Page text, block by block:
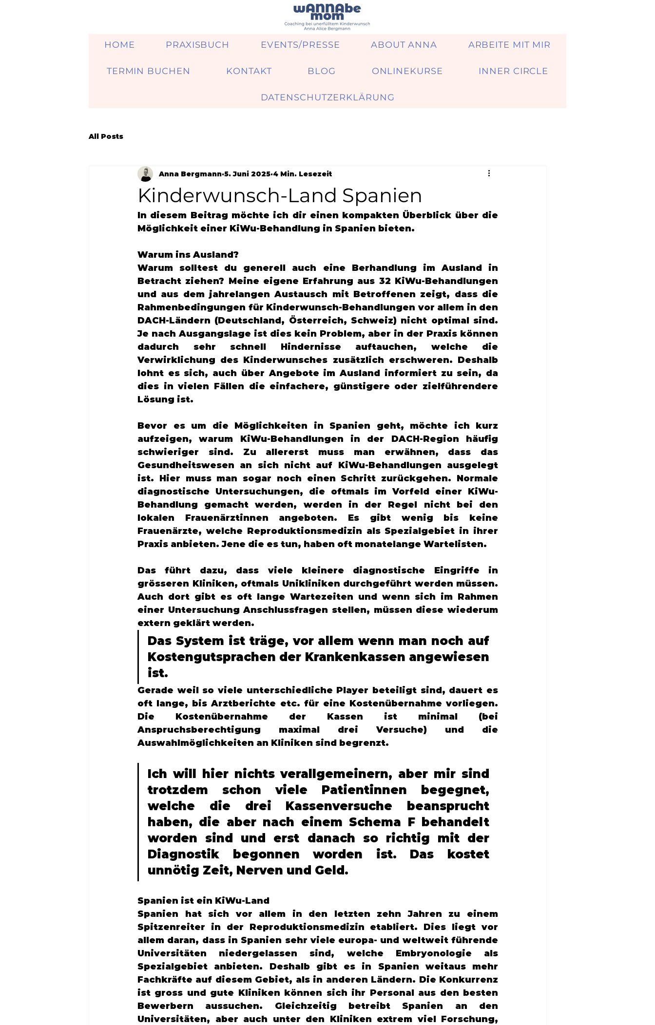
HOME PRAXISBUCH EVENTS/PRESSE ABOUT ANNA ARBEITE MIT MIR
TERMIN BUCHEN KONTAKT BLOG ONLINEKURSE INNER CIRCLE
DATENSCHUTZERKLÄRUNG
All Posts
Kinderwunsch-Land Spanien
Anna Bergmann 5. Juni 2025 4 Min. Lesezeit
In diesem Beitrag möchte ich dir einen kompakten Überblick über die
Möglichkeit einer KiWu-Behandlung in Spanien bieten.
Warum ins Ausland?
Warum solltest du generell auch eine Berhandlung im Ausland in
Betracht ziehen? Meine eigene Erfahrung aus 32 KiWu-Behandlungen
und aus dem jahrelangen Austausch mit Betroffenen zeigt, dass die
Rahmenbedingungen für Kinderwunsch-Behandlungen vor allem in den
DACH-Ländern (Deutschland, Österreich, Schweiz) nicht optimal sind.
Je nach Ausgangslage ist dies kein Problem, aber in der Praxis können
dadurch sehr schnell Hindernisse auftauchen, welche die
Verwirklichung des Kinderwunsches zusätzlich erschweren. Deshalb
lohnt es sich, auch über Angebote im Ausland informiert zu sein, da
dies in vielen Fällen die einfachere, günstigere oder zielführendere
Lösung ist.
Bevor es um die Möglichkeiten in Spanien geht, möchte ich kurz
aufzeigen, warum KiWu-Behandlungen in der DACH-Region häufig
schwieriger sind. Zu allererst muss man erwähnen, dass das
Gesundheitswesen an sich nicht auf KiWu-Behandlungen ausgelegt
ist. Hier muss man sogar noch einen Schritt zurückgehen. Normale
diagnostische Untersuchungen, die oftmals im Vorfeld einer KiWu-
Behandlung gemacht werden, werden in der Regel nicht bei den
lokalen Frauenärztinnen angeboten. Es gibt wenig bis keine
Frauenärzte, welche Reproduktionsmedizin als Spezialgebiet in ihrer
Praxis anbieten. Jene die es tun, haben oft monatelange Wartelisten.
Das führt dazu, dass viele kleinere diagnostische Eingriffe in
grösseren Kliniken, oftmals Unikliniken durchgeführt werden müssen.
Auch dort gibt es oft lange Wartezeiten und wenn sich im Rahmen
einer Untersuchung Anschlussfragen stellen, müssen diese wiederum
extern geklärt werden.
Das System ist träge, vor allem wenn man noch auf
Kostengutsprachen der Krankenkassen angewiesen
ist.
Gerade weil so viele unterschiedliche Player beteiligt sind, dauert es
oft lange, bis Arztberichte etc. für eine Kostenübernahme vorliegen.
Die Kostenübernahme der Kassen ist minimal (bei
Anspruchsberechtigung maximal drei Versuche) und die
Auswahlmöglichkeiten an Kliniken sind begrenzt.
Ich will hier nichts verallgemeinern, aber mir sind
trotzdem schon viele Patientinnen begegnet,
welche die drei Kassenversuche beansprucht
haben, die aber nach einem Schema F behandelt
worden sind und erst danach so richtig mit der
Diagnostik begonnen worden ist. Das kostet
unnötig Zeit, Nerven und Geld.
Spanien ist ein KiWu-Land
Spanien hat sich vor allem in den letzten zehn Jahren zu einem
Spitzenreiter in der Reproduktionsmedizin etabliert. Dies liegt vor
allem daran, dass in Spanien sehr viele europa- und weltweit führende
Universitäten niedergelassen sind, welche Embryonologie als
Spezialgebiet anbieten. Deshalb gibt es in Spanien weitaus mehr
Fachkräfte auf diesem Gebiet, als in anderen Ländern. Die Konkurrenz
ist gross und gute Kliniken können sich ihr Personal aus den besten
Bewerbern aussuchen. Gleichzeitig betreibt Spanien an den
Universitäten, aber auch unter den Kliniken extrem viel Forschung,